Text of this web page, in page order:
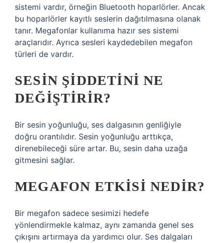
sistemi vardır, örneğin Bluetooth hoparlörler. Ancak
bu hoparlörler kayıtlı seslerin dağıtılmasına olanak
tanır. Megafonlar kullanıma hazır ses sistemi
araçlarıdır. Ayrıca sesleri kaydedebilen megafon
türleri de vardır.
SESIN ŞIDDETINI NE
DEĞIŞTIRIR?
Bir sesin yoğunluğu, ses dalgasının genliğiyle
doğru orantılıdır. Sesin yoğunluğu arttıkça,
direnebileceği süre artar. Bu, sesin daha uzağa
gitmesini sağlar.
MEGAFON ETKISI NEDIR?
Bir megafon sadece sesimizi hedefe
yönlendirmekle kalmaz, aynı zamanda genel ses
çıkışını artırmaya da yardımcı olur. Ses dalgaları